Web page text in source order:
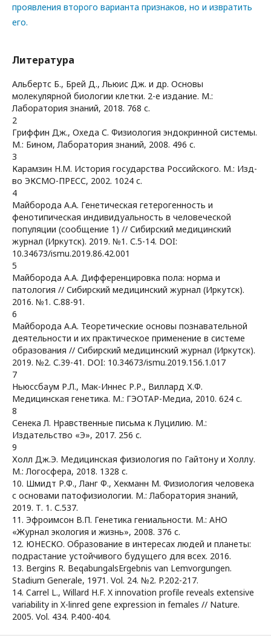
проявления второго варианта признаков, но и извратить
его.
Литература
Альбертс Б., Брей Д., Льюис Дж. и др. Основы
молекулярной биологии клетки. 2-е издание. М.:
Лаборатория знаний, 2018. 768 с.
2
Гриффин Дж., Охеда С. Физиология эндокринной системы.
М.: Бином, Лаборатория знаний, 2008. 496 с.
3
Карамзин Н.М. История государства Российского. М.: Изд-
во ЭКСМО-ПРЕСС, 2002. 1024 с.
4
Майборода А.А. Генетическая гетерогенность и
фенотипическая индивидуальность в человеческой
популяции (сообщение 1) // Сибирский медицинский
журнал (Иркутск). 2019. №1. С.5-14. DOI:
10.34673/ismu.2019.86.42.001
5
Майборода А.А. Дифференцировка пола: норма и
патология // Сибирский медицинский журнал (Иркутск).
2016. №1. С.88-91.
6
Майборода А.А. Теоретические основы познавательной
деятельности и их практическое применение в системе
образования // Сибирский медицинский журнал (Иркутск).
2019. №2. С.39-41. DOI: 10.34673/ismu.2019.156.1.017
7
Ньюссбаум Р.Л., Мак-Иннес Р.Р., Виллард Х.Ф.
Медицинская генетика. М.: ГЭОТАР-Медиа, 2010. 624 с.
8
Сенека Л. Нравственные письма к Луцилию. М.:
Издательство «Э», 2017. 256 с.
9
Холл Дж.Э. Медицинская физиология по Гайтону и Холлу.
М.: Логосфера, 2018. 1328 с.
10. Шмидт Р.Ф., Ланг Ф., Хекманн М. Физиология человека
с основами патофизиологии. М.: Лаборатория знаний,
2019. Т. 1. С.537.
11. Эфроимсон В.П. Генетика гениальности. М.: АНО
«Журнал экология и жизнь», 2008. 376 с.
12. ЮНЕСКО. Образование в интересах людей и планеты:
подрастание устойчивого будущего для всех. 2016.
13. Bergins R. BeqabungalsErgebnis van Lemvorgungen.
Stadium Generale, 1971. Vol. 24. №2. P.202-217.
14. Carrel L., Willard H.F. X innovation profile reveals extensive
variability in X-linred gene expression in females // Nature.
2005. Vol. 434. P.400-404.